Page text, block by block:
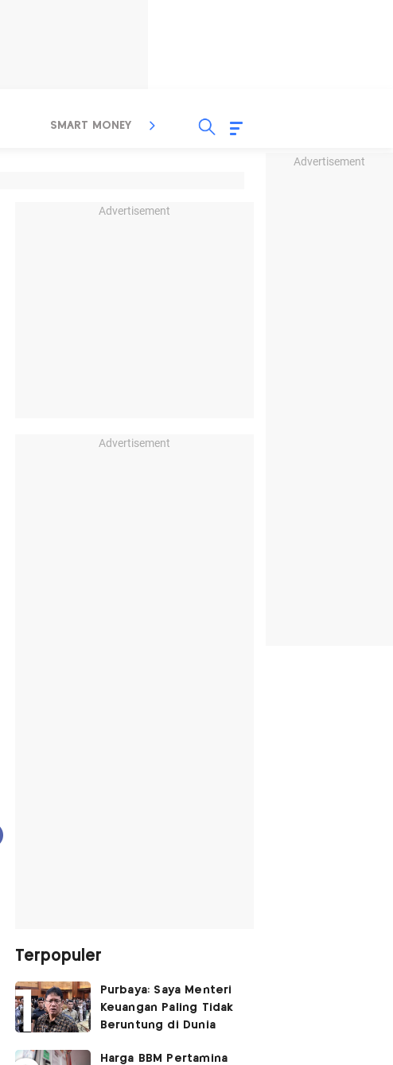
Advertisement
SMART MONEY INSPIRASI BISNIS
Advertisement
Advertisement
Terpopuler
Purbaya: Saya Menteri
Keuangan Paling Tidak
Beruntung di Dunia
Harga BBM Pertamina